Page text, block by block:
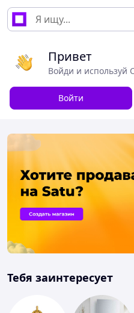
Привет
Войди и используй
Войти
Тебя заинтересует